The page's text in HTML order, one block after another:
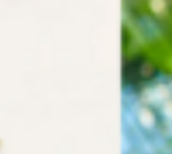
технологии для